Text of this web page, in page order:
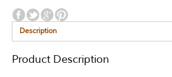
Description
Product Description